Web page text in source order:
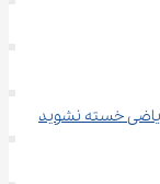
خسته نشوید